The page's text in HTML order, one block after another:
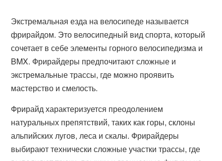
Экстремальная езда на велосипеде называется
фрирайдом. Это велосипедный вид спорта, который
сочетает в себе элементы горного велосипедизма и
BMX. Фрирайдеры предпочитают сложные и
экстремальные трассы, где можно проявить
мастерство и смелость.
Фрирайд характеризуется преодолением
натуральных препятствий, таких как горы, склоны
альпийских лугов, леса и скалы. Фрирайдеры
выбирают технически сложные участки трассы, где